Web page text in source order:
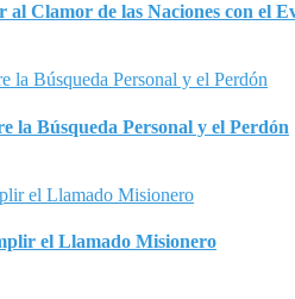
Clamor de las Naciones con el
la Búsqueda Personal y el Perdón
el Llamado Misionero